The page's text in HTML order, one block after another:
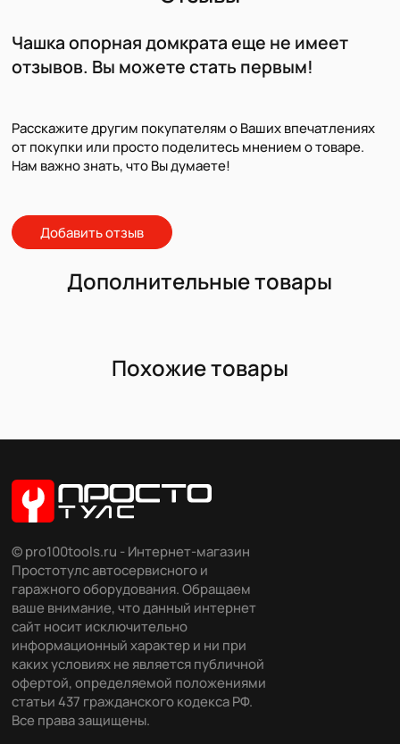
Чашка опорная домкрата еще не имеет
отзывов. Вы можете стать первым!
Расскажите другим покупателям о Ваших впечатлениях
от покупки или просто поделитесь мнением о товаре.
Нам важно знать, что Вы думаете!
Добавить отзыв
Дополнительные товары
Похожие товары
© pro100tools.ru - Интернет-магазин
Простотулс автосервисного и
гаражного оборудования. Обращаем
ваше внимание, что данный интернет
сайт носит исключительно
информационный характер и ни при
каких условиях не является публичной
офертой, определяемой положениями
статьи 437 гражданского кодекса РФ.
Все права защищены.